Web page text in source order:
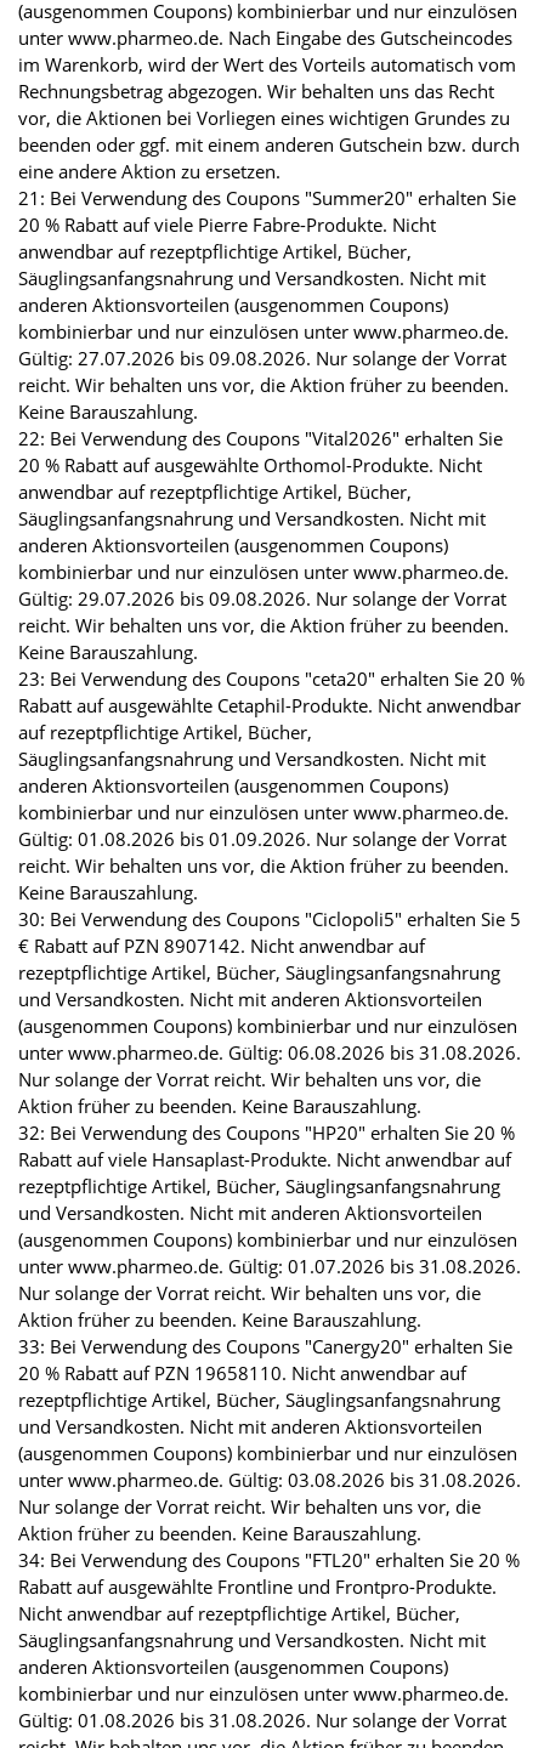
(ausgenommen Coupons) kombinierbar und nur einzulösen
unter www.pharmeo.de. Nach Eingabe des Gutscheincodes
im Warenkorb, wird der Wert des Vorteils automatisch vom
Rechnungsbetrag abgezogen. Wir behalten uns das Recht
vor, die Aktionen bei Vorliegen eines wichtigen Grundes zu
beenden oder ggf. mit einem anderen Gutschein bzw. durch
eine andere Aktion zu ersetzen.
21: Bei Verwendung des Coupons "Summer20" erhalten Sie
20 % Rabatt auf viele Pierre Fabre-Produkte. Nicht
anwendbar auf rezeptpflichtige Artikel, Bücher,
Säuglingsanfangsnahrung und Versandkosten. Nicht mit
anderen Aktionsvorteilen (ausgenommen Coupons)
kombinierbar und nur einzulösen unter www.pharmeo.de.
Gültig: 27.07.2026 bis 09.08.2026. Nur solange der Vorrat
reicht. Wir behalten uns vor, die Aktion früher zu beenden.
Keine Barauszahlung.
22: Bei Verwendung des Coupons "Vital2026" erhalten Sie
20 % Rabatt auf ausgewählte Orthomol-Produkte. Nicht
anwendbar auf rezeptpflichtige Artikel, Bücher,
Säuglingsanfangsnahrung und Versandkosten. Nicht mit
anderen Aktionsvorteilen (ausgenommen Coupons)
kombinierbar und nur einzulösen unter www.pharmeo.de.
Gültig: 29.07.2026 bis 09.08.2026. Nur solange der Vorrat
reicht. Wir behalten uns vor, die Aktion früher zu beenden.
Keine Barauszahlung.
23: Bei Verwendung des Coupons "ceta20" erhalten Sie 20 %
Rabatt auf ausgewählte Cetaphil-Produkte. Nicht anwendbar
auf rezeptpflichtige Artikel, Bücher,
Säuglingsanfangsnahrung und Versandkosten. Nicht mit
anderen Aktionsvorteilen (ausgenommen Coupons)
kombinierbar und nur einzulösen unter www.pharmeo.de.
Gültig: 01.08.2026 bis 01.09.2026. Nur solange der Vorrat
reicht. Wir behalten uns vor, die Aktion früher zu beenden.
Keine Barauszahlung.
30: Bei Verwendung des Coupons "Ciclopoli5" erhalten Sie 5
€ Rabatt auf PZN 8907142. Nicht anwendbar auf
rezeptpflichtige Artikel, Bücher, Säuglingsanfangsnahrung
und Versandkosten. Nicht mit anderen Aktionsvorteilen
(ausgenommen Coupons) kombinierbar und nur einzulösen
unter www.pharmeo.de. Gültig: 06.08.2026 bis 31.08.2026.
Nur solange der Vorrat reicht. Wir behalten uns vor, die
Aktion früher zu beenden. Keine Barauszahlung.
32: Bei Verwendung des Coupons "HP20" erhalten Sie 20 %
Rabatt auf viele Hansaplast-Produkte. Nicht anwendbar auf
rezeptpflichtige Artikel, Bücher, Säuglingsanfangsnahrung
und Versandkosten. Nicht mit anderen Aktionsvorteilen
(ausgenommen Coupons) kombinierbar und nur einzulösen
unter www.pharmeo.de. Gültig: 01.07.2026 bis 31.08.2026.
Nur solange der Vorrat reicht. Wir behalten uns vor, die
Aktion früher zu beenden. Keine Barauszahlung.
33: Bei Verwendung des Coupons "Canergy20" erhalten Sie
20 % Rabatt auf PZN 19658110. Nicht anwendbar auf
rezeptpflichtige Artikel, Bücher, Säuglingsanfangsnahrung
und Versandkosten. Nicht mit anderen Aktionsvorteilen
(ausgenommen Coupons) kombinierbar und nur einzulösen
unter www.pharmeo.de. Gültig: 03.08.2026 bis 31.08.2026.
Nur solange der Vorrat reicht. Wir behalten uns vor, die
Aktion früher zu beenden. Keine Barauszahlung.
34: Bei Verwendung des Coupons "FTL20" erhalten Sie 20 %
Rabatt auf ausgewählte Frontline und Frontpro-Produkte.
Nicht anwendbar auf rezeptpflichtige Artikel, Bücher,
Säuglingsanfangsnahrung und Versandkosten. Nicht mit
anderen Aktionsvorteilen (ausgenommen Coupons)
kombinierbar und nur einzulösen unter www.pharmeo.de.
Gültig: 01.08.2026 bis 31.08.2026. Nur solange der Vorrat